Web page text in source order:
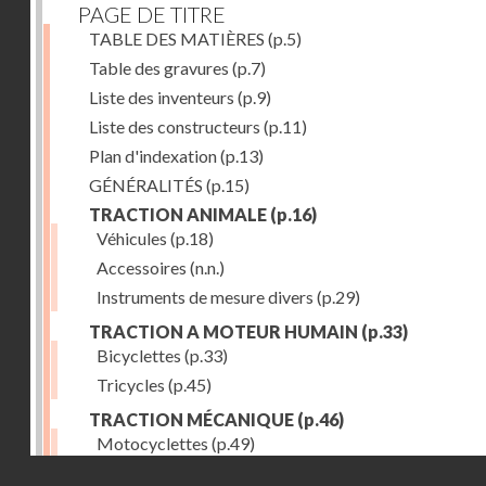
PAGE DE TITRE
TABLE DES MATIÈRES (p.5)
Table des gravures (p.7)
Liste des inventeurs (p.9)
Liste des constructeurs (p.11)
Plan d'indexation(p.13)
GÉNÉRALITÉS (p.15)
TRACTION ANIMALE (p.16)
Véhicules (p.18)
Accessoires (n.n.)
Instruments de mesure divers (p.29)
TRACTION A MOTEUR HUMAIN (p.33)
Bicyclettes (p.33)
Tricycles (p.45)
TRACTION MÉCANIQUE (p.46)
Motocyclettes (p.49)